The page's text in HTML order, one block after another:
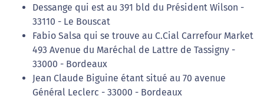
Dessange qui est au 391 bld du Président Wilson -
33110 - Le Bouscat
Fabio Salsa qui se trouve au C.Cial Carrefour Market
493 Avenue du Maréchal de Lattre de Tassigny -
33000 - Bordeaux
Jean Claude Biguine étant situé au 70 avenue
Général Leclerc - 33000 - Bordeaux